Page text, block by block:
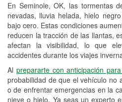
En Seminole, OK, las tormentas
nevadas, lluvia helada, hielo
bajo cero. Estas condiciones
reducen la tracción de las llantas,
afectan la visibilidad, lo que
accidentes durante los viajes
Al prepararte con anticipación
probabilidad de que el vehículo no
o de enfrentar emergencias en la
nieve o hielo. Ya seas un experto
Programa de
Herramientas
Mezcla de pinturas
Rectificación de
freno
Mangueras